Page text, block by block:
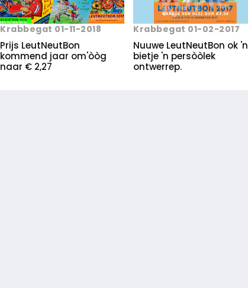
Krabbegat 01-11-2018
Prijs LeutNeutBon
kommend jaar om'òòg
naar € 2,27
Krabbegat 01-02-2017
Nuuwe LeutNeutBon ok 'n
bietje 'n persòòlek
ontwerrep.